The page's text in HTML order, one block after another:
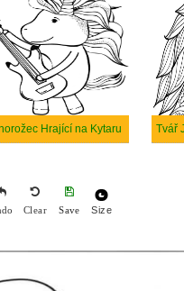
Hrající na Kytaru Tvář
Clear Save Size